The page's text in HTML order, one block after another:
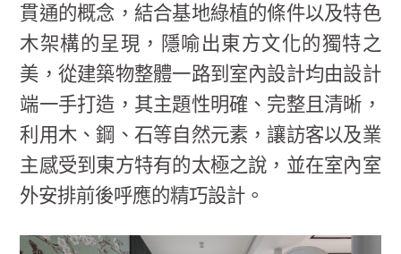
貫通的概念，結合基地綠植的條件以及特色
木架構的呈現，隱喻出東方文化的獨特之
美，從建築物整體一路到室內設計均由設計
端一手打造，其主題性明確、完整且清晰，
利用木、鋼、石等自然元素，讓訪客以及業
主感受到東方特有的太極之說，並在室內室
外安排前後呼應的精巧設計。